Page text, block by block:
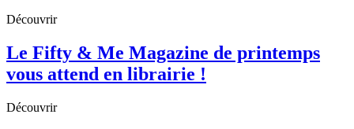
Découvrir
Le Fifty & Me Magazine de printemps
vous attend en librairie !
Découvrir